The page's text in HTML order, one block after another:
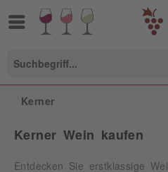
Kerner
Kerner Wein kaufen
Entdecken Sie erstklassige